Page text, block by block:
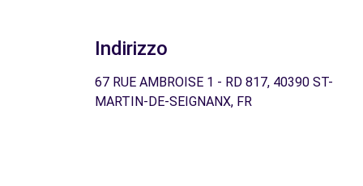
Indirizzo
67 RUE AMBROISE 1 - RD 817, 40390 ST-
MARTIN-DE-SEIGNANX, FR